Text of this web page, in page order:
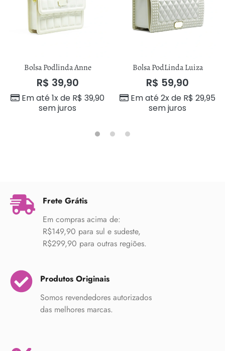
Bolsa Podlinda Anne
R$ 39,90
Em até 1x de R$ 39,90
sem juros
Bolsa PodLinda Luiza
R$ 59,90
Em até 2x de R$ 29,95
sem juros
Frete Grátis
Em compras acima de:
R$149,90 para sul e sudeste,
R$299,90 para outras regiões.
Produtos Originais
Somos revendedores autorizados
das melhores marcas.